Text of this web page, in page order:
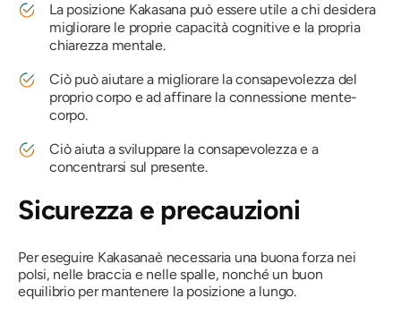
La posizione Kakasana può essere utile a chi desidera
migliorare le proprie capacità cognitive e la propria
chiarezza mentale.
Ciò può aiutare a migliorare la consapevolezza del
proprio corpo e ad affinare la connessione mente-
corpo.
Ciò aiuta a sviluppare la consapevolezza e a
concentrarsi sul presente.
Sicurezza e precauzioni
Per eseguire Kakasanaè necessaria una buona forza nei
polsi, nelle braccia e nelle spalle, nonché un buon
equilibrio per mantenere la posizione a lungo.